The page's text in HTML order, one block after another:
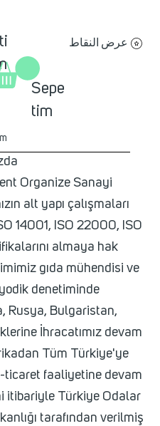
عرض النقاط
Sepe
tim
Organize Sanayi
alt yapı çalışmaları
14001, ISO 22000, ISO
almaya hak
gıda mühendisi ve
denetiminde
Rusya, Bulgaristan,
İhracatımız devam
Tüm Türkiye'ye
ticaret faaliyetine devam
itibariyle Türkiye Odalar
tarafından verilmiş